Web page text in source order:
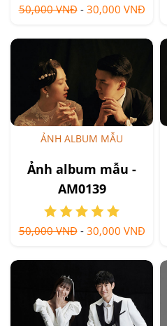
50,000 VNĐ- 30,000 VNĐ
ẢNH ALBUM MẪU
Ảnh album mẫu -
AM0139
50,000 VNĐ- 30,000 VNĐ